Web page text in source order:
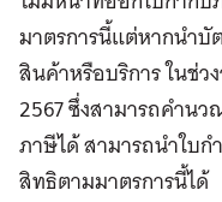
มาตรการนี้แต่หากนำบั
สินค้าหรือบริการ ในช่ว
2567 ซึ่งสามารถคำน
ภาษีได้ สามารถนำใบก
สิทธิตามมาตรการนี้ได้